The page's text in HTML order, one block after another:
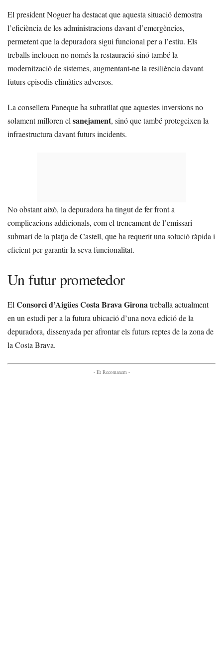
El president Noguer ha destacat que aquesta situació demostra
l’eficiència de les administracions davant d’emergències,
permetent que la depuradora sigui funcional per a l’estiu. Els
treballs inclouen no només la restauració sinó també la
modernització de sistemes, augmentant-ne la resiliència davant
futurs episodis climàtics adversos.
La consellera Paneque ha subratllat que aquestes inversions no
solament milloren el sanejament, sinó que també protegeixen la
infraestructura davant futurs incidents.
No obstant això, la depuradora ha tingut de fer front a
complicacions addicionals, com el trencament de l’emissari
submarí de la platja de Castell, que ha requerit una solució ràpida i
eficient per garantir la seva funcionalitat.
Un futur prometedor
El Consorci d’Aigües Costa Brava Gironatreballa actualment
en un estudi per a la futura ubicació d’una nova edició de la
depuradora, dissenyada per afrontar els futurs reptes de la zona de
la Costa Brava.
- Et Recomanem -